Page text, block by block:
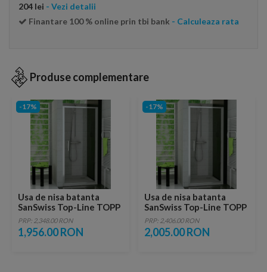
204 lei - Vezi detalii
Finantare 100 % online prin tbi bank - Calculeaza rata
Produse complementare
-17%
Usa de nisa batanta
SanSwiss Top-Line TOPP
70xH190 cm profil
argintiu
PRP: 2,348.00 RON
1,956.00 RON
-17%
Usa de nisa batanta
SanSwiss Top-Line TOPP
75xH190 cm, profil
argintiu
PRP: 2,406.00 RON
2,005.00 RON